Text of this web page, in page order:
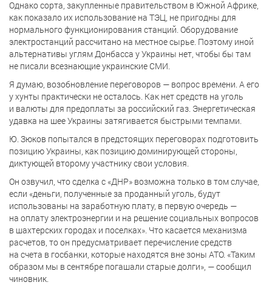
Однако сорта, закупленные правительством в Южной Африке,
как показало их использование на ТЭЦ, не пригодны для
нормального функционирования станций. Оборудование
электростанций рассчитано на местное сырье. Поэтому иной
альтернативы углям Донбасса у Украины нет, чтобы бы там
не писали всезнающие украинские СМИ.
Я думаю, возобновление переговоров — вопрос времени. А его
у хунты практически не осталось. Как нет средств на уголь
и валюты для предоплаты за российский газ. Энергетическая
удавка на шее Украины затягивается быстрыми темпами.
Ю. Зюков попытался в предстоящих переговорах подготовить
позицию Украины, как позицию доминирующей стороны,
диктующей второму участнику свои условия.
Он озвучил, что сделка с «ДНР» возможна только в том случае,
если «деньги, полученные за проданный уголь, будут
использованы на заработную плату, в первую очередь —
на оплату электроэнергии и на решение социальных вопросов
в шахтерских городах и поселках». Что касается механизма
расчетов, то он предусматривает перечисление средств
на счета в госбанки, которые находятся вне зоны АТО. «Таким
образом мы в сентябре погашали старые долги», — сообщил
чиновник.